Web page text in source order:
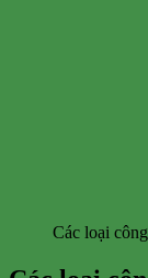
Các loại